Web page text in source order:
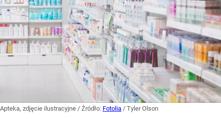
Apteka, zdjęcie ilustracyjne / Źródło: Fotolia / Tyler Olson